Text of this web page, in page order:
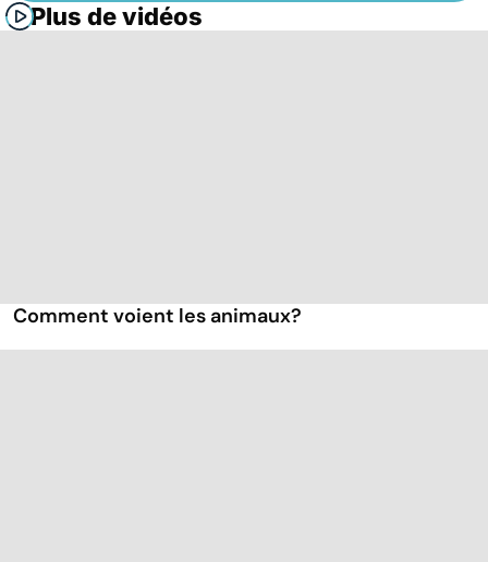
Plus de vidéos
Comment voient les animaux?